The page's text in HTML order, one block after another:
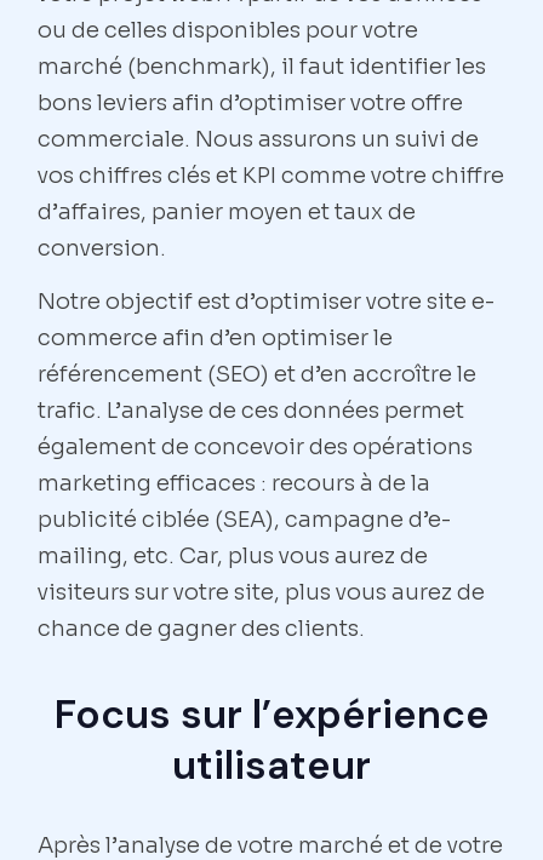
ou de celles disponibles pour votre
marché (benchmark), il faut identifier les
bons leviers afin d’optimiser votre offre
commerciale. Nous assurons un suivi de
vos chiffres clés et KPI comme votre chiffre
d’affaires, panier moyen et taux de
conversion.
Notre objectif est d’optimiser votre site e-
commerce afin d’en optimiser le
référencement (SEO) et d’en accroître le
trafic. L’analyse de ces données permet
également de concevoir des opérations
marketing efficaces : recours à de la
publicité ciblée (SEA), campagne d’e-
mailing, etc. Car, plus vous aurez de
visiteurs sur votre site, plus vous aurez de
chance de gagner des clients.
Focus sur l’expérience
utilisateur
Après l’analyse de votre marché et de votre